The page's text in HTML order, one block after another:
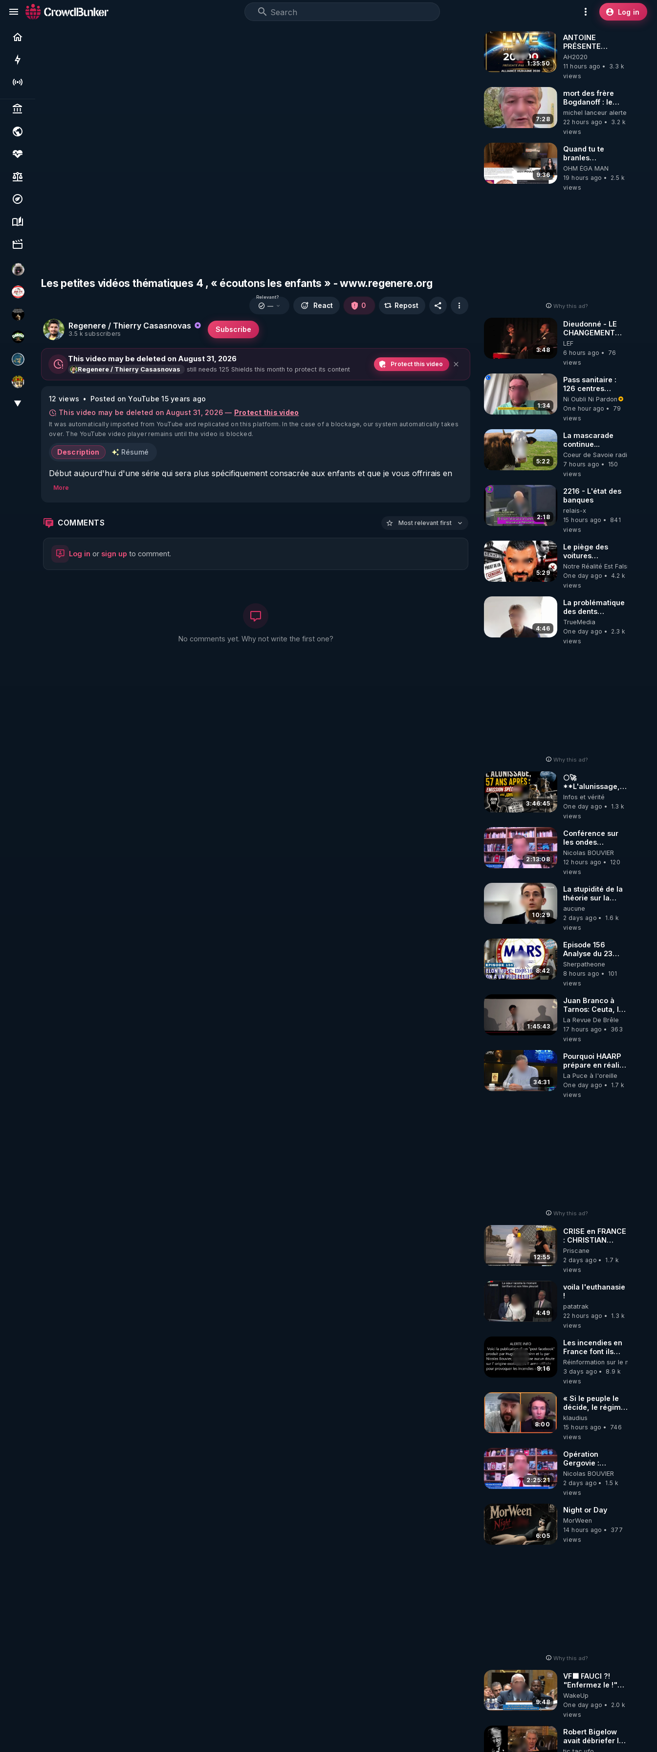
Log in
Live
Politics & institutions
Society, justice & freedoms
Economy, environment & technology
Science, history & spirituality
Culture, media & entertainment
Priscane
JSF - TV
Infos et vérité
DMSO pour TOUS
Réinformation sur le monde
Textes Sacrés & Maîtres Spirituels
▼
Les petites vidéos thématiques 4 , « écoutons les enfants » - www.regenere.org
Regenere / Thierry Casasnovas
3.5 k subscribers
Subscribe
Relevant?
— React 0 Repost
This video may be deleted on August 31, 2026
Regenere / Thierry Casasnovas still needs 125 Shields this month to protect its content
Protect this video
12 views
Posted on YouTube 15 years ago
This video may be deleted on August 31, 2026 — Protect this video
It was automatically imported from YouTube and replicated on this platform. In the case of a blockage, our system automatically takes
over. The YouTube video player remains until the video is blocked.
Description Résumé
Début aujourd'hui d'une série qui sera plus spécifiquement consacrée aux enfants et que je vous offrirais en
fin d'année. Cette fois ci  sous forme de vidéo thématique posons les bases de quelques réflexions suite à des
More
COMMENTS Most relevant first
Log in or sign up to comment.
No comments yet. Why not write the first one?
1:35:50
ANTOINE
PRÉSENTE
AH2020 LE LIVE
20H ***DU
06/08/2026***
AH2020
11 hours ago
3.3 k
views
7:28
mort des frère
Bogdanoff : le
mensonge d état
michel lanceur alerte
22 hours ago
3.2 k
views
9:36
Quand tu te
branles
bonhomme tu
émets des ondes
ils ont juste omis
OHM ÉGA MAN
19 hours ago
2.5 k
views
Why this ad?
3:48
Dieudonné - LE
CHANGEMENT
C'EST
MAINTENANT
LEF
6 hours ago
76
views
1:34
Pass sanitaire :
126 centres
commerciaux
concernés par
l'obligation dans
Ni Oubli Ni Pardon
One hour ago
79
views
5:22
La mascarade
continue...
Coeur de Savoie radioweb TV
7 hours ago
150
views
2:18
2216 - L'état des
banques
relais-x
15 hours ago
841
views
5:29
Le piège des
voitures
électriques se
referme sur les
usagers !
Notre Réalité Est Falsifiée Et
One day ago
4.2 k
views
4:46
La problématique
des dents
dévitalisées et
des implants
TrueMedia
One day ago
2.3 k
views
Why this ad?
3:46:45
🌕🚀
**L'alunissage,
57 ans après :
Émission spéciale
avec John Doe
Infos et vérité
One day ago
1.3 k
views
2:13:08
Conférence sur
les ondes
électromagnétiques
par Grégoire
Caustru et Bart de
Nicolas BOUVIER
12 hours ago
120
views
10:29
La stupidité de la
théorie sur la
responsabilité de
l’homme
concernant le
carbone.
aucune
2 days ago
1.6 k
views
8:42
Episode 156
Analyse du 23
février 2025 Elon
Musk : Houston ,
on a un problème
Sherpatheone
8 hours ago
101
views
1:45:43
Juan Branco à
Tarnos: Ceuta, le
narcotrafic et le
pouvoir en France
La Revue De Brêle
17 hours ago
363
views
34:31
Pourquoi HAARP
prépare en réalité
un CHAOS
climatique, on
répond
La Puce à l'oreille
One day ago
1.7 k
views
Why this ad?
12:55
CRISE en FRANCE
: CHRISTIAN
COTTEN FAIT une
étrange
découverte
Priscane
2 days ago
1.7 k
views
4:49
voila l'euthanasie
!
patatrak
22 hours ago
1.3 k
views
9:16
Les incendies en
France font ils
partie d' un plan
qui aurait débuté
le 11 septembre
Réinformation sur le monde
3 days ago
8.9 k
views
8:00
« Si le peuple le
décide, le régime
peut tomber
demain ! »
klaudius
15 hours ago
746
views
2:25:21
Opération
Gergovie :
‪@38resistancegauloise‬
‪@MarionSigautOfficiel‬
‪@gladysriifard5710‬
Nicolas BOUVIER
2 days ago
1.5 k
views
6:05
Night or Day
MorWeen
14 hours ago
377
views
Why this ad?
9:48
VF🟩 FAUCI ?!
"Enfermez le !"
(Lock him up!) -
Quartz Traduction
WakeUp
One day ago
2.0 k
views
Robert Bigelow
avait débriefer le
pédophile